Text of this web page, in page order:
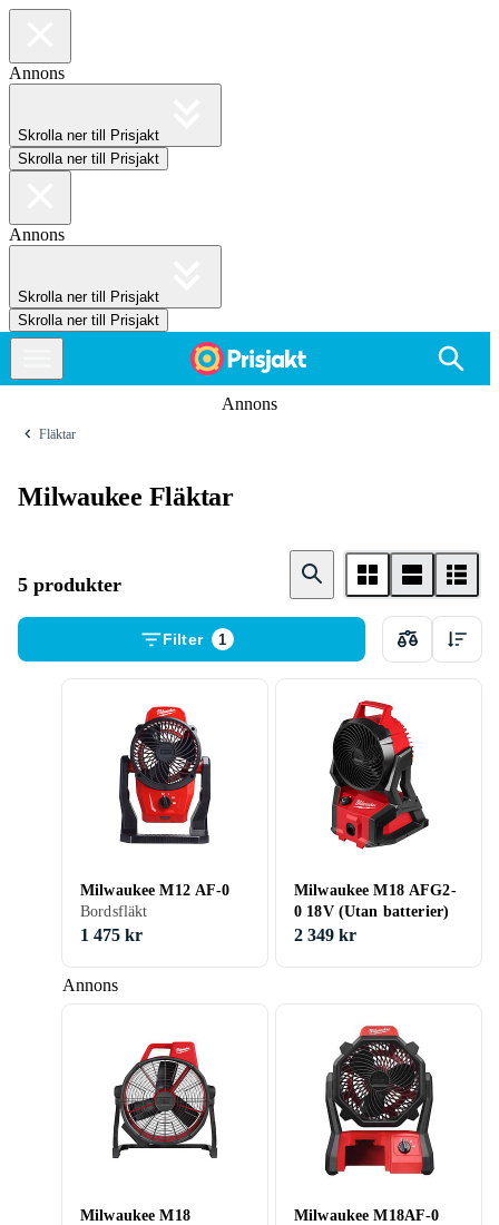
Annons
Skrolla ner till Prisjakt
Skrolla ner till Prisjakt
Annons
Skrolla ner till Prisjakt
Skrolla ner till Prisjakt
Annons
Fläktar
Milwaukee Fläktar
5 produkter
Filter 1
Annons
Milwaukee M12 AF-0
Bordsfläkt
1 475 kr
Milwaukee M18 AFG2-
0 18V (Utan batterier)
2 349 kr
Milwaukee M18
Milwaukee M18AF-0